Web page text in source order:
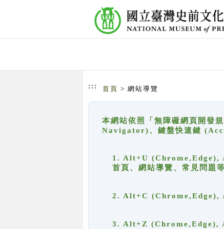
::: 首頁 > 網站導覽
本網站依照「無障礙網頁開發
Navigator)、鍵盤快速鍵
1. Alt+U (Chrome,Edge),
首頁、網站導覽、常見問題等
2. Alt+C (Chrome,Edge),
3. Alt+Z (Chrome,Edge),